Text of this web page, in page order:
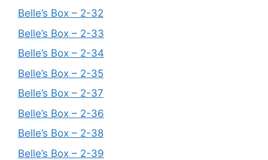
Belle’s Box – 2-32
Belle’s Box – 2-33
Belle’s Box – 2-34
Belle’s Box – 2-35
Belle’s Box – 2-37
Belle’s Box – 2-36
Belle’s Box – 2-38
Belle’s Box – 2-39